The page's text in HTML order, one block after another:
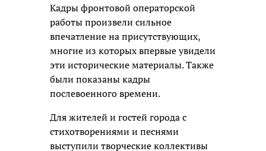
Кадры фронтовой операторской
работы произвели сильное
впечатление на присутствующих,
многие из которых впервые увидели
эти исторические материалы. Также
были показаны кадры
послевоенного времени.
Для жителей и гостей города с
стихотворениями и песнями
выступили творческие коллективы